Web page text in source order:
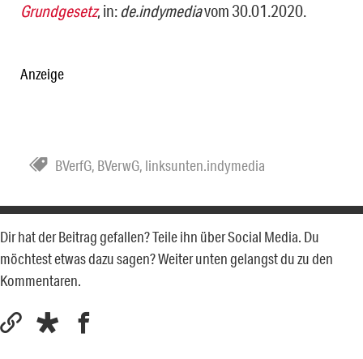
Grundgesetz, in:de.indymediavom 30.01.2020.
Anzeige
BVerfG, BVerwG, linksunten.indymedia
Dir hat der Beitrag gefallen? Teile ihn über Social Media. Du
möchtest etwas dazu sagen? Weiter unten gelangst du zu den
Kommentaren.